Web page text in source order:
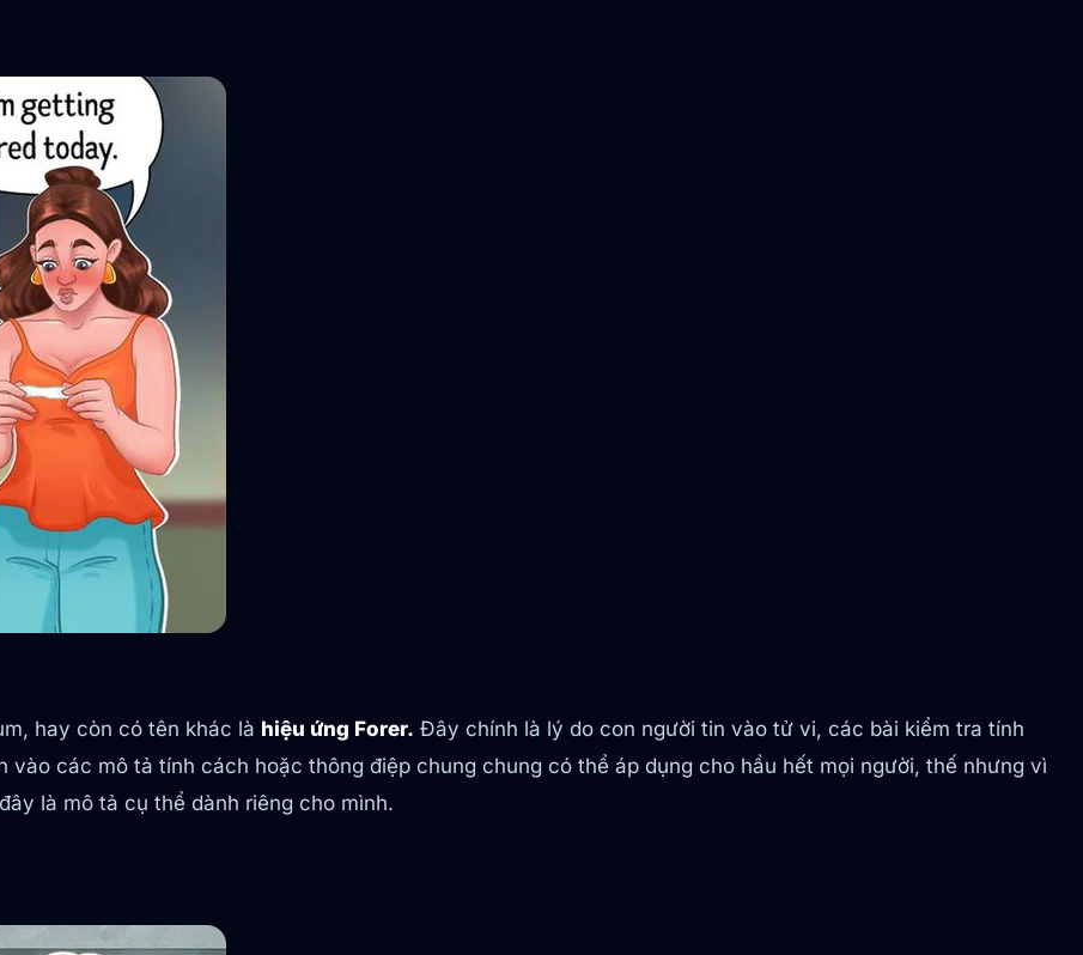
hay còn có tên khác là hiệu ứng Forer. Đây chính là lý do con người tin vào tử vi, các bài kiểm tra tính
các mô tả tính cách hoặc thông điệp chung chung có thể áp dụng cho hầu hết mọi người, thế nhưng vì
là mô tả cụ thể dành riêng cho mình.